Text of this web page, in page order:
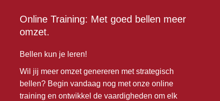
Online Training: Met goed bellen meer
omzet.
Bellen kun je leren!
Wil jij meer omzet genereren met strategisch
bellen? Begin vandaag nog met onze online
training en ontwikkel de vaardigheden om elk